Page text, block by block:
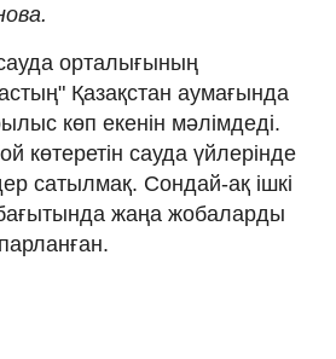
орталығының
Қазақстан аумағында
көп екенін мәлімдеді.
көтеретін сауда үйлерінде
сатылмақ. Сондай-ақ ішкі
жаңа жобаларды